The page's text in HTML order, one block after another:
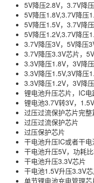
5V降压2.8V，3.7V降
5V降压1.8V,3.7V降压
5V降压1.5V，3.7V降
5V降压1.2V,3.7V降压
3.7V降压3V，5V降压
3.7V降压3.3V芯片，
3.3V降压1.8V，3V降
3.3V降压1.5V,3V降压
3.3V降压1.2V，3V降
锂电池升压芯片，IC
锂电池3.7V转3V，
过压过流保护芯片完整
过压过流保护芯片
过压保护芯片
干电池升压IC或者干
干电池升压5V，功耗
干电池升压3.3V芯片
干电池1.5V升压3.3V
单节锂电池充电管理